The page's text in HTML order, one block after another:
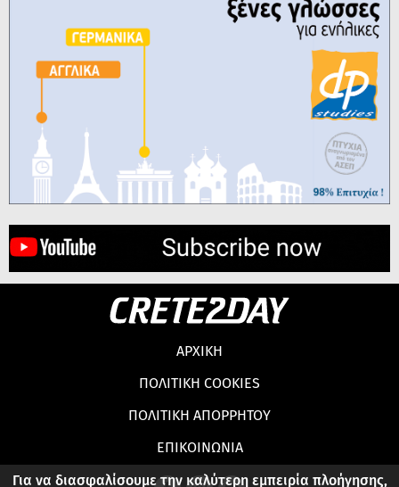
Για να διασφαλίσουμε την καλύτερη εμπειρία πλοήγησης,
ΑΡΧΙΚΗ
ΠΟΛΙΤΙΚΗ COOKIES
ΠΟΛΙΤΙΚΗ ΑΠΟΡΡΗΤΟΥ
ΕΠΙΚΟΙΝΩΝΙΑ